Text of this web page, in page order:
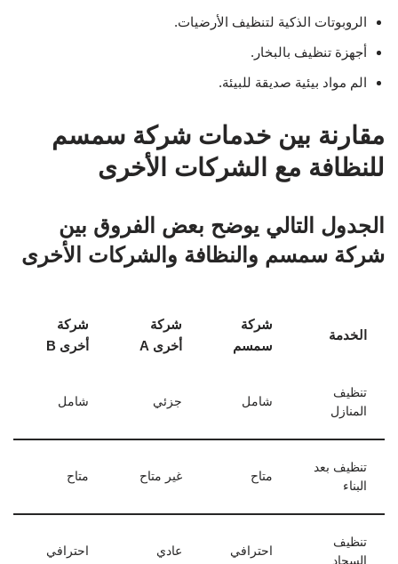
الروبوتات الذكية لتنظيف الأرضيات.
أجهزة تنظيف بالبخار.
الم مواد بيئية صديقة للبيئة.
مقارنة بين خدمات شركة سمسم
للنظافة مع الشركات الأخرى
الجدول التالي يوضح بعض الفروق بين
شركة سمسم والنظافة والشركات الأخرى
الخدمة
شركة
سمسم
شركة
أخرى A
شركة
أخرى B
تنظيف
المنازل
شامل جزئي شامل
تنظيف بعد
البناء
متاح غير متاح متاح
تنظيف
السجاد
احترافي عادي احترافي